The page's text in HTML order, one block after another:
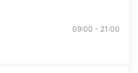
09:00 - 21:00